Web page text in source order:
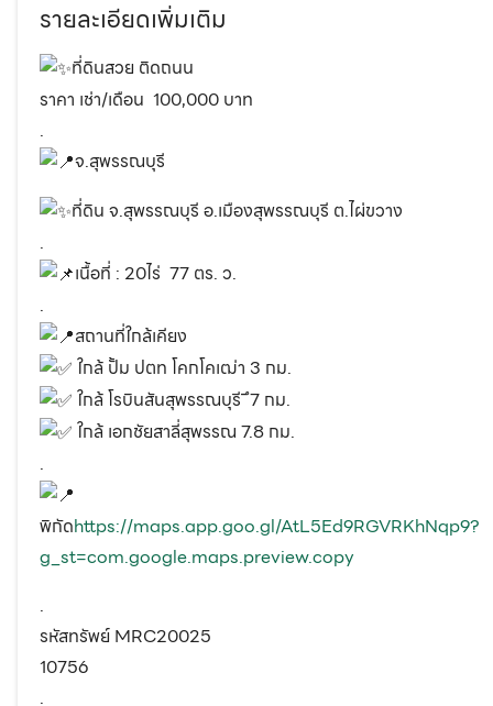
รายละเอียดเพิ่มเติม
ที่ดินสวย ติดถนน
ราคา เช่า/เดือน 100,000 บาท
.
จ.สุพรรณบุรี
ที่ดิน จ.สุพรรณบุรี อ.เมืองสุพรรณบุรี ต.ไผ่ขวาง
.
เนื้อที่ : 20ไร่ 77 ตร. ว.
.
สถานที่ใกล้เคียง
ใกล้ ปั้ม ปตท โคกโคเฒ่า 3 กม.
ใกล้ โรบินสันสุพรรณบุรี ึ7 กม.
ใกล้ เอกชัยสาลี่สุพรรณ 7.8 กม.
.
พิกัดhttps://maps.app.goo.gl/AtL5Ed9RGVRKhNqp9?
g_st=com.google.maps.preview.copy
.
รหัสทรัพย์ MRC20025
10756
.